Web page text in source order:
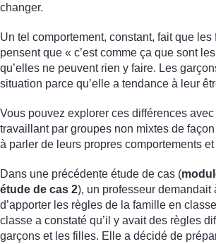
changer.
Un tel comportement, constant, fait que
pensent que « c’est comme ça que sont
qu’elles ne peuvent rien y faire. Les
situation parce qu’elle a tendance à leur
Vous pouvez explorer ces différences
travaillant par groupes non mixtes de
à parler de leurs propres comportements et
Dans une précédente étude de cas (
étude de cas 2), un professeur demandait
d’apporter les règles de la famille en
classe a constaté qu’il y avait des règles
garçons et les filles. Elle a décidé de